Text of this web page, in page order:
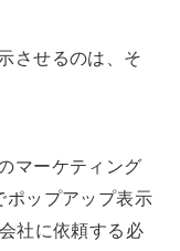
させるのは、そ
マーケティング
ポップアップ表示
社に依頼する必